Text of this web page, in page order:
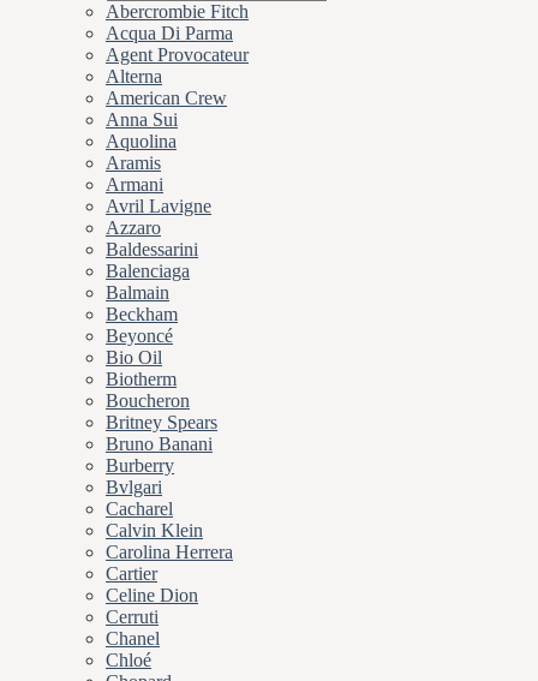
Abercrombie Fitch
Acqua Di Parma
Agent Provocateur
Alterna
American Crew
Anna Sui
Aquolina
Aramis
Armani
Avril Lavigne
Azzaro
Baldessarini
Balenciaga
Balmain
Beckham
Beyoncé
Bio Oil
Biotherm
Boucheron
Britney Spears
Bruno Banani
Burberry
Bvlgari
Cacharel
Calvin Klein
Carolina Herrera
Cartier
Celine Dion
Cerruti
Chanel
Chloé